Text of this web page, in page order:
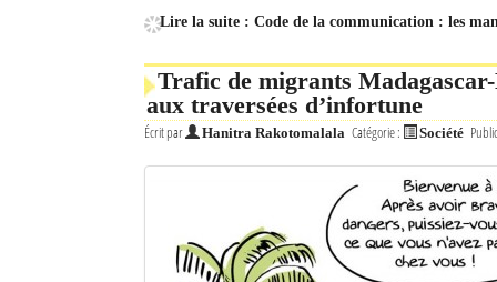
Lire la suite : Code de la communication : les
Trafic de migrants
aux traversées d’infortune
Écrit par Hanitra Rakotomalala Catégorie : Société